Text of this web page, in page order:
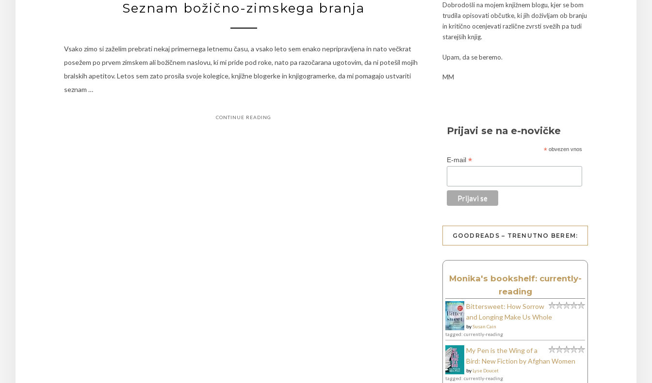
Seznam božično-zimskega branja
Vsako zimo si zaželim prebrati nekaj primernega letnemu času, a vsako leto sem enako nepripravljena in nato večkrat
posežem po prvem zimskem ali božičnem naslovu, ki mi pride pod roke, nato pa razočarana ugotovim, da ni potešil mojih
bralskih apetitov. Letos sem zato prosila svoje kolegice, knjižne blogerke in knjigogramerke, da mi pomagajo ustvariti
seznam …
CONTINUE READING
Dobrodošli na mojem knjižnem blogu, kjer se bom
trudila opisovati občutke, ki jih doživljam ob branju
in kritično ocenjevati različne zvrsti svežih pa tudi
starejših knjig.
Upam, da se beremo.
MM
Prijavi se na e-novičke
* obvezen vnos
E-mail *
GOODREADS – TRENUTNO BEREM:
Monika's bookshelf: currently-
reading
Bittersweet: How Sorrow
and Longing Make Us Whole
bySusan Cain
tagged: currently-reading
My Pen is the Wing of a
Bird: New Fiction by Afghan Women
by Lyse Doucet
tagged: currently-reading